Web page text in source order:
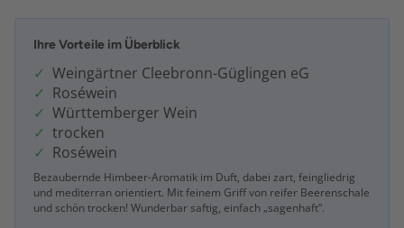
Ihre Vorteile im Überblick
Weingärtner Cleebronn-Güglingen eG
Roséwein
Württemberger Wein
trocken
Roséwein
Bezaubernde Himbeer-Aromatik im Duft, dabei zart, feingliedrig
und mediterran orientiert. Mit feinem Griff von reifer Beerenschale
und schön trocken! Wunderbar saftig, einfach „sagenhaft“.